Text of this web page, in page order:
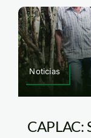
Noticias
CAPLAC: